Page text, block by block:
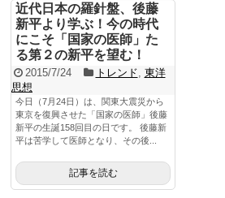
近代日本の羅針盤、後藤
新平より学ぶ！今の時代
にこそ「国家の医師」た
る第２の新平を望む！
2015/7/24 トレンド 東洋
思想
今日（7月24日）は、関東大震災から
東京を復興させた「国家の医師」後藤
新平の生誕158回目の日です。 後藤新
平は苦学して医師となり、その後...
記事を読む